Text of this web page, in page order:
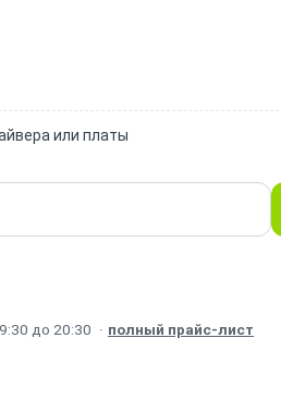
или платы
до 20:30 · полный прайс-лист